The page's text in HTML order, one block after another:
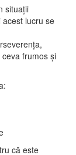
situații
lucru se
frumos și
că este